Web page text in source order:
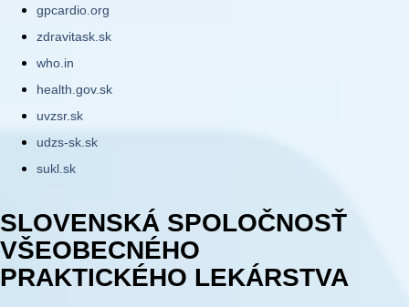
gpcardio.org
zdravitask.sk
who.in
health.gov.sk
uvzsr.sk
udzs-sk.sk
sukl.sk
SLOVENSKÁ SPOLOČNOSŤ
VŠEOBECNÉHO
PRAKTICKÉHO LEKÁRSTVA